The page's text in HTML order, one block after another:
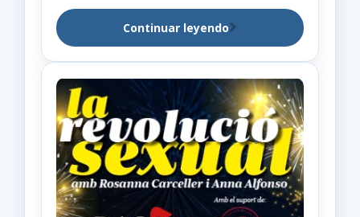
Continuar leyendo